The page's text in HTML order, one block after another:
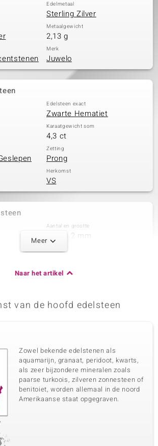
Edelmetaal
Sterling Zilver
Metaalgewicht
2,13 g
Merk
Juwelo
Edelsteen exact
Zwarte Hematiet
Karaatgewicht som
4,3 ct
Zetting
Prong
Herkomst
VS
Aantal en grootte
22 à 1,2 mm
Herkomst
Slijpvorm
Rond Brilliant Geslepen
Herkomst
Brazilië
Meer
Naar het artikel
van de hoofd edelsteen
Zowel bekende edelstenen als
aquamarijn, granaat, peridoot, kwarts,
als zeer bijzondere mineralen zoals
paarse turkoois, zilveren zonnesteen of
benitoiet, worden allemaal in de noord
Amerikaanse staat opgegraven.